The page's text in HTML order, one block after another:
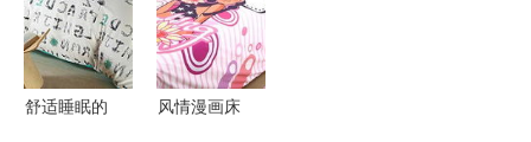
工厂
舒适睡眠的
风情漫画床